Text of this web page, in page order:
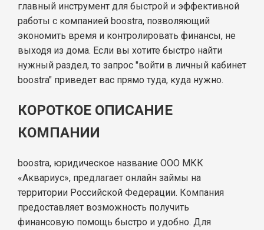
главный инструмент для быстрой и эффективной
работы с компанией boostra, позволяющий
экономить время и контролировать финансы, не
выходя из дома. Если вы хотите быстро найти
нужный раздел, то запрос "войти в личный кабинет
boostra" приведет вас прямо туда, куда нужно.
КОРОТКОЕ ОПИСАНИЕ
КОМПАНИИ
boostra, юридическое название ООО МКК
«Аквариус», предлагает онлайн займы на
территории Российской Федерации. Компания
предоставляет возможность получить
финансовую помощь быстро и удобно. Для